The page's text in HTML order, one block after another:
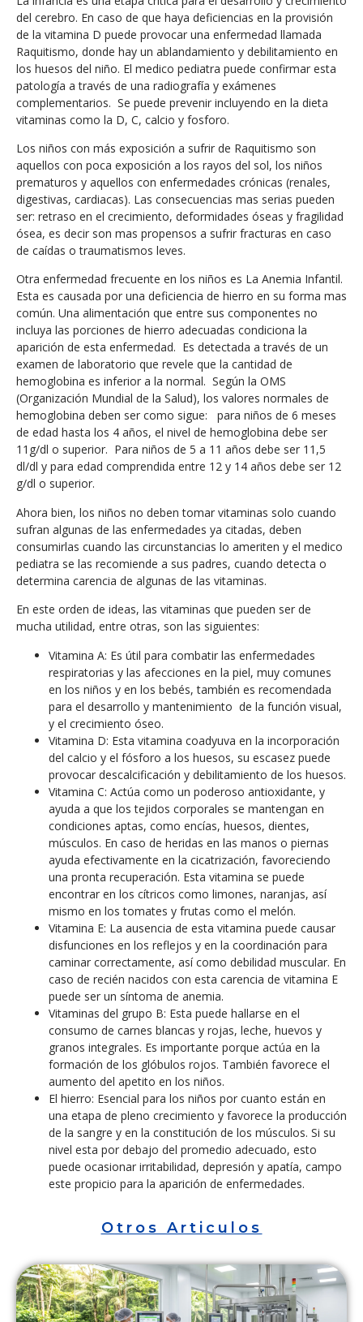
del cerebro. En caso de que haya deficiencias en la provisión
de la vitamina D puede provocar una enfermedad llamada
Raquitismo, donde hay un ablandamiento y debilitamiento en
los huesos del niño. El medico pediatra puede confirmar esta
patología a través de una radiografía y exámenes
complementarios. Se puede prevenir incluyendo en la dieta
vitaminas como la D, C, calcio y fosforo.
Los niños con más exposición a sufrir de Raquitismo son
aquellos con poca exposición a los rayos del sol, los niños
prematuros y aquellos con enfermedades crónicas (renales,
digestivas, cardiacas). Las consecuencias mas serias pueden
ser: retraso en el crecimiento, deformidades óseas y fragilidad
ósea, es decir son mas propensos a sufrir fracturas en caso
de caídas o traumatismos leves.
Otra enfermedad frecuente en los niños es La Anemia Infantil.
Esta es causada por una deficiencia de hierro en su forma mas
común. Una alimentación que entre sus componentes no
incluya las porciones de hierro adecuadas condiciona la
aparición de esta enfermedad. Es detectada a través de un
examen de laboratorio que revele que la cantidad de
hemoglobina es inferior a la normal. Según la OMS
(Organización Mundial de la Salud), los valores normales de
hemoglobina deben ser como sigue: para niños de 6 meses
de edad hasta los 4 años, el nivel de hemoglobina debe ser
11g/dl o superior. Para niños de 5 a 11 años debe ser 11,5
dl/dl y para edad comprendida entre 12 y 14 años debe ser 12
g/dl o superior.
Ahora bien, los niños no deben tomar vitaminas solo cuando
sufran algunas de las enfermedades ya citadas, deben
consumirlas cuando las circunstancias lo ameriten y el medico
pediatra se las recomiende a sus padres, cuando detecta o
determina carencia de algunas de las vitaminas.
En este orden de ideas, las vitaminas que pueden ser de
mucha utilidad, entre otras, son las siguientes:
Vitamina A: Es útil para combatir las enfermedades
respiratorias y las afecciones en la piel, muy comunes
en los niños y en los bebés, también es recomendada
para el desarrollo y mantenimiento de la función visual,
y el crecimiento óseo.
Vitamina D: Esta vitamina coadyuva en la incorporación
del calcio y el fósforo a los huesos, su escasez puede
provocar descalcificación y debilitamiento de los huesos.
Vitamina C: Actúa como un poderoso antioxidante, y
ayuda a que los tejidos corporales se mantengan en
condiciones aptas, como encías, huesos, dientes,
músculos. En caso de heridas en las manos o piernas
ayuda efectivamente en la cicatrización, favoreciendo
una pronta recuperación. Esta vitamina se puede
encontrar en los cítricos como limones, naranjas, así
mismo en los tomates y frutas como el melón.
Vitamina E: La ausencia de esta vitamina puede causar
disfunciones en los reflejos y en la coordinación para
caminar correctamente, así como debilidad muscular. En
caso de recién nacidos con esta carencia de vitamina E
puede ser un síntoma de anemia.
Vitaminas del grupo B: Esta puede hallarse en el
consumo de carnes blancas y rojas, leche, huevos y
granos integrales. Es importante porque actúa en la
formación de los glóbulos rojos. También favorece el
aumento del apetito en los niños.
El hierro: Esencial para los niños por cuanto están en
una etapa de pleno crecimiento y favorece la producción
de la sangre y en la constitución de los músculos. Si su
nivel esta por debajo del promedio adecuado, esto
puede ocasionar irritabilidad, depresión y apatía, campo
este propicio para la aparición de enfermedades.
Otros Articulos